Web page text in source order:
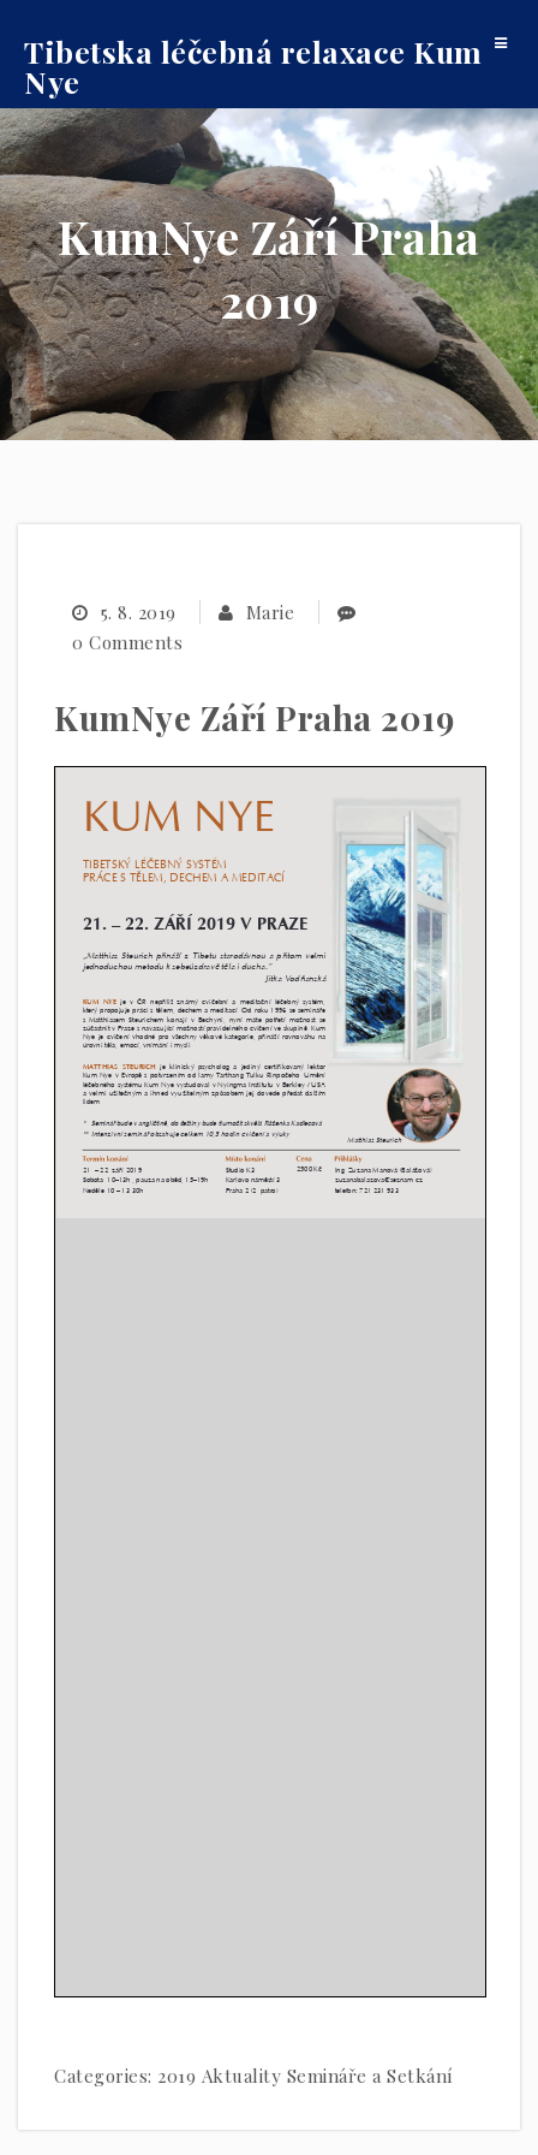
Tibetska léčebná relaxace Kum
Nye
Toggle
KumNye Září Praha
2019
5. 8. 2019
Marie
0 Comments
KumNye Září Praha 2019
Categories: 2019 Aktuality Semináře a Setkání